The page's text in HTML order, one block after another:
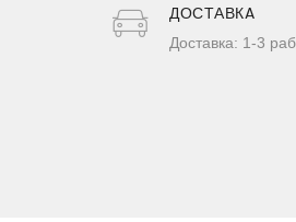
ДОСТАВКA
Доставка: 1-3